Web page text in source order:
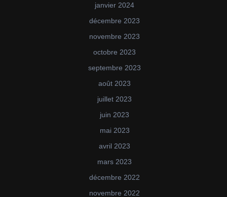
janvier 2024
décembre 2023
novembre 2023
octobre 2023
septembre 2023
août 2023
juillet 2023
juin 2023
mai 2023
avril 2023
mars 2023
décembre 2022
novembre 2022